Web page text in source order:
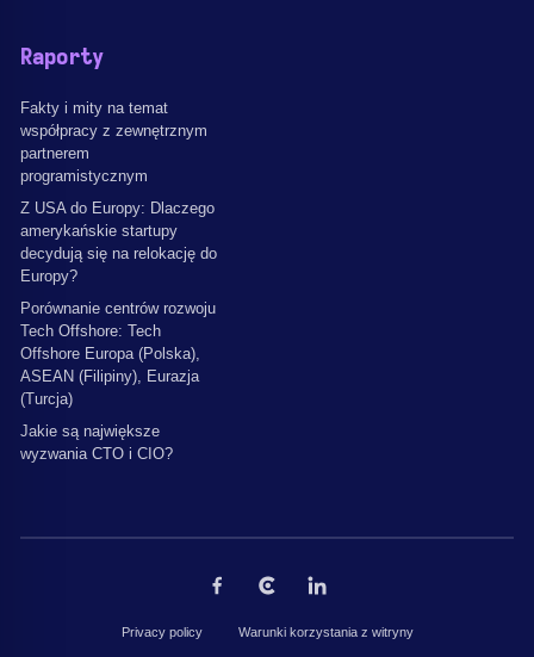
Raporty
Fakty i mity na temat
współpracy z zewnętrznym
partnerem
programistycznym
Z USA do Europy: Dlaczego
amerykańskie startupy
decydują się na relokację do
Europy?
Porównanie centrów rozwoju
Tech Offshore: Tech
Offshore Europa (Polska),
ASEAN (Filipiny), Eurazja
(Turcja)
Jakie są największe
wyzwania CTO i CIO?
Privacy policy Warunki korzystania z witryny